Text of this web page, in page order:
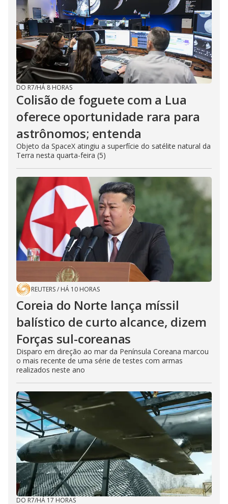
DO R7/HÁ 8 HORAS
Colisão de foguete com a Lua
oferece oportunidade rara para
astrônomos; entenda
Objeto da SpaceX atingiu a superfície do satélite natural da
Terra nesta quarta-feira (5)
REUTERS/ HÁ 10 HORAS
Coreia do Norte lança míssil
balístico de curto alcance, dizem
Forças sul-coreanas
Disparo em direção ao mar da Península Coreana marcou
o mais recente de uma série de testes com armas
realizados neste ano
DO R7/HÁ 17 HORAS